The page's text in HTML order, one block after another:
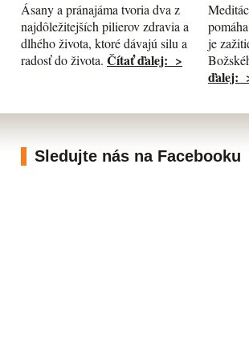
Ásany a pránajáma tvoria dva z
najdôležitejších pilierov zdravia a
dlhého života, ktoré dávajú silu a
radosť do života. Čítať ďalej: >
je
ďalej:
Sledujte nás na Facebooku